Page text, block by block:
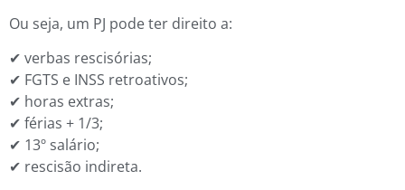
Ou seja, um PJ pode ter direito a:
✔ verbas rescisórias;
✔ FGTS e INSS retroativos;
✔ horas extras;
✔ férias + 1/3;
✔ 13º salário;
✔ rescisão indireta.